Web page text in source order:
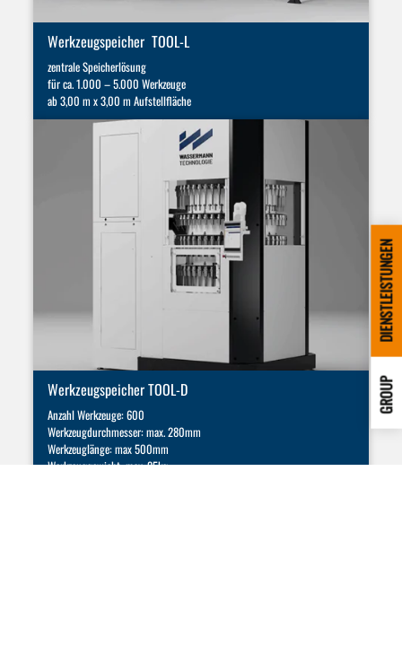
Werkzeugspeicher TOOL-L
zentrale Speicherlösung
für ca. 1.000 – 5.000 Werkzeuge
ab 3,00 m x 3,00 m Aufstellfläche
Werkzeugspeicher TOOL-D
Anzahl Werkzeuge: 600
Werkzeugdurchmesser: max. 280mm
Werkzeuglänge: max 500mm
Werkzeuggewicht: max. 25kg
GROUP
DIENSTLEISTUNGEN